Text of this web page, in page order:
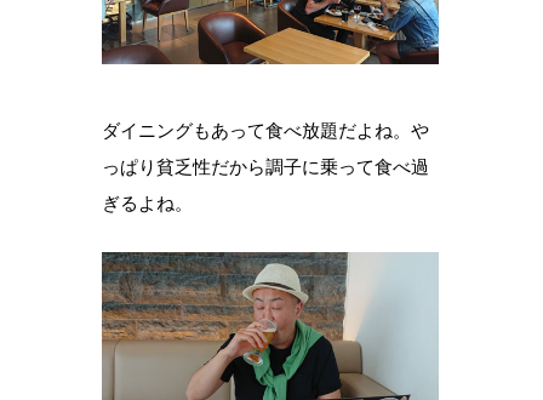
ダイニングもあって食べ放題だよね。や
っぱり貧乏性だから調子に乗って食べ過
ぎるよね。